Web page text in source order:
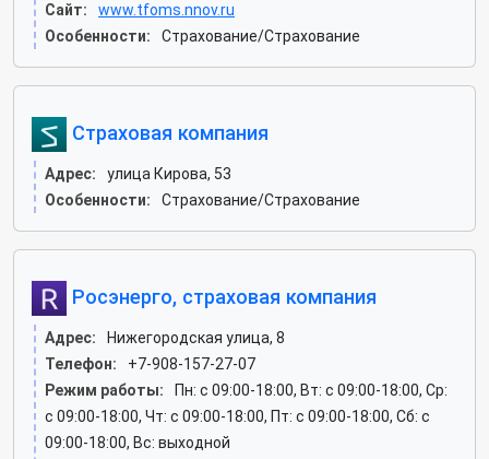
Сайт:
www.tfoms.nnov.ru
Особенности:
Страхование/Страхование
Страховая компания
Адрес:
улица Кирова, 53
Особенности:
Страхование/Страхование
Росэнерго, страховая компания
Адрес:
Нижегородская улица, 8
Телефон:
+7-908-157-27-07
Режим работы:
Пн: c 09:00-18:00, Вт: c 09:00-18:00, Ср:
c 09:00-18:00, Чт: c 09:00-18:00, Пт: c 09:00-18:00, Сб: c
09:00-18:00, Вс: выходной